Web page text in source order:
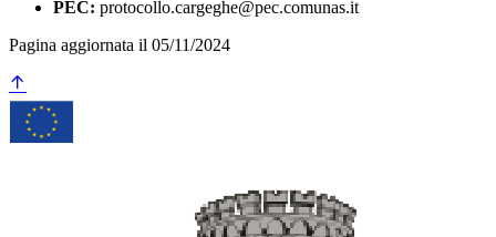
PEC: protocollo.cargeghe@pec.comunas.it
Pagina aggiornata il 05/11/2024